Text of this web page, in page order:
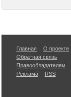
Главная
О проекте
Обратная связь
Правообладателям
Реклама
RSS